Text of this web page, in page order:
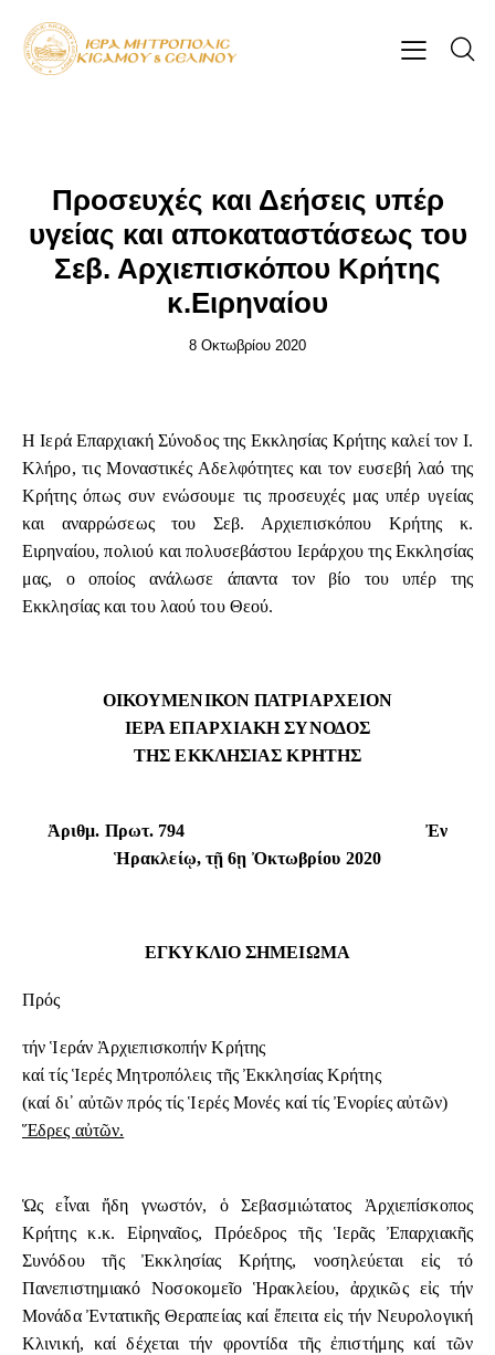
Προσευχές και Δεήσεις υπέρ
υγείας και αποκαταστάσεως του
Σεβ. Αρχιεπισκόπου Κρήτης
κ.Ειρηναίου
8 Οκτωβρίου 2020
Η Ιερά Επαρχιακή Σύνοδος της Εκκλησίας Κρήτης καλεί τον Ι.
Κλήρο, τις Μοναστικές Αδελφότητες και τον ευσεβή λαό της
Κρήτης όπως συν ενώσουμε τις προσευχές μας υπέρ υγείας
και αναρρώσεως του Σεβ. Αρχιεπισκόπου Κρήτης κ.
Ειρηναίου, πολιού και πολυσεβάστου Ιεράρχου της Εκκλησίας
μας, ο οποίος ανάλωσε άπαντα τον βίο του υπέρ της
Εκκλησίας και του λαού του Θεού.
ΟΙΚΟΥΜΕΝΙΚΟΝ ΠΑΤΡΙΑΡΧΕΙΟΝ
ΙΕΡΑ ΕΠΑΡΧΙΑΚΗ ΣΥΝΟΔΟΣ
ΤΗΣ ΕΚΚΛΗΣΙΑΣ ΚΡΗΤΗΣ
Ἀριθμ. Πρωτ. 794 Ἐν
Ἡρακλείῳ, τῇ 6ῃ Ὀκτωβρίου 2020
ΕΓΚΥΚΛΙΟ ΣΗΜΕΙΩΜΑ
Πρός
τήν Ἱεράν Ἀρχιεπισκοπήν Κρήτης
καί τίς Ἱερές Μητροπόλεις τῆς Ἐκκλησίας Κρήτης
(καί δι᾽ αὐτῶν πρός τίς Ἱερές Μονές καί τίς Ἐνορίες αὐτῶν)
Ἕδρες αὐτῶν.
Ὡς εἶναι ἤδη γνωστόν, ὁ Σεβασμιώτατος Ἀρχιεπίσκοπος
Κρήτης κ.κ. Εἰρηναῖος, Πρόεδρος τῆς Ἱερᾶς Ἐπαρχιακῆς
Συνόδου τῆς Ἐκκλησίας Κρήτης, νοσηλεύεται εἰς τό
Πανεπιστημιακό Νοσοκομεῖο Ἡρακλείου, ἀρχικῶς εἰς τήν
Μονάδα Ἐντατικῆς Θεραπείας καί ἔπειτα εἰς τήν Νευρολογική
Κλινική, καί δέχεται τήν φροντίδα τῆς ἐπιστήμης καί τῶν